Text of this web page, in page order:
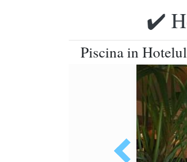
✔️
Piscina in